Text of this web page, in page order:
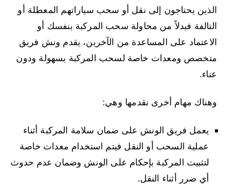
الذين يحتاجون إلى نقل أو سحب سياراتهم المعطلة أو
التالفة فبدلاً من محاولة سحب المركبة بنفسك أو
الاعتماد على المساعدة من الآخرين، يقدم ونش فريق
متخصص ومعدات خاصة لسحب المركبة بسهولة ودون
عناء.
وهناك مهام أخرى نقدمها وهي:
يعمل فريق الونش على ضمان سلامة المركبة أثناء
عملية السحب أو النقل فيتم استخدام معدات خاصة
لتثبيت المركبة بإحكام على الونش وضمان عدم حدوث
أي ضرر أثناء النقل.